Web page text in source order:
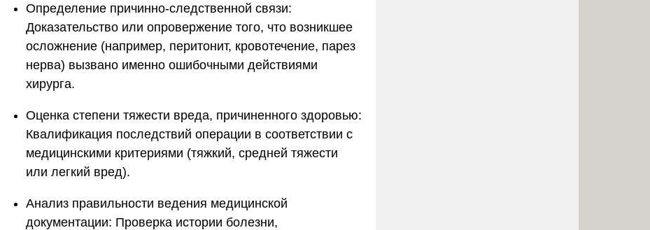
Определение причинно-следственной связи:
Доказательство или опровержение того, что возникшее
осложнение (например, перитонит, кровотечение, парез
нерва) вызвано именно ошибочными действиями
хирурга.
Оценка степени тяжести вреда, причиненного здоровью:
Квалификация последствий операции в соответствии с
медицинскими критериями (тяжкий, средней тяжести
или легкий вред).
Анализ правильности ведения медицинской
документации: Проверка истории болезни,